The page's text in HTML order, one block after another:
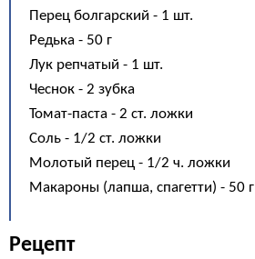
Перец болгарский - 1 шт.
Редька - 50 г
Лук репчатый - 1 шт.
Чеснок - 2 зубка
Томат-паста - 2 ст. ложки
Соль - 1/2 ст. ложки
Молотый перец - 1/2 ч. ложки
Макароны (лапша, спагетти) - 50 г
Рецепт